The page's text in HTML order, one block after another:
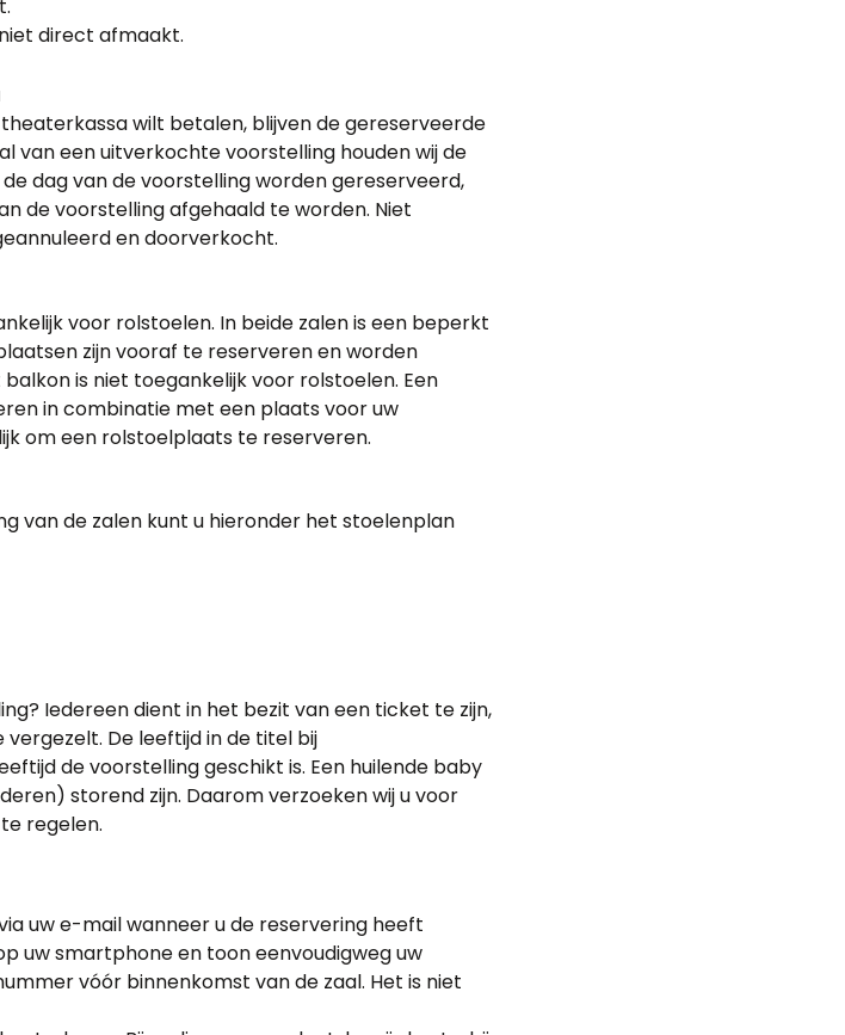
direct afmaakt.
wilt betalen, blijven de gereserveerde
van een uitverkochte voorstelling houden wij de
dag van de voorstelling worden gereserveerd,
de voorstelling afgehaald te worden. Niet
en doorverkocht.
voor rolstoelen. In beide zalen is een beperkt
zijn vooraf te reserveren en worden
is niet toegankelijk voor rolstoelen. Een
in combinatie met een plaats voor uw
om een rolstoelplaats te reserveren.
van de zalen kunt u hieronder het stoelenplan
Iedereen dient in het bezit van een ticket te zijn,
De leeftijd in de titel bij
de voorstelling geschikt is. Een huilende baby
storend zijn. Daarom verzoeken wij u voor
regelen.
uw e-mail wanneer u de reservering heeft
uw smartphone en toon eenvoudigweg uw
vóór binnenkomst van de zaal. Het is niet